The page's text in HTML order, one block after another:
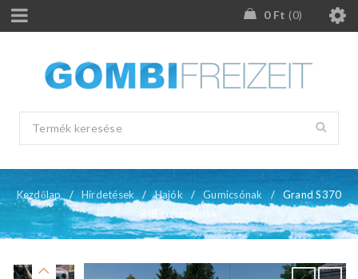
0 Ft 0
Kezdőlap / Hirdetések / Hajók / Gumicsónak /
Grand S370
RIB gumicsónak